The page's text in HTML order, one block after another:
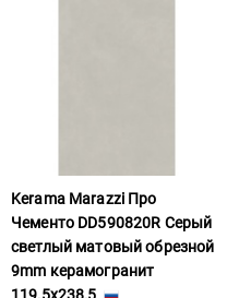
Kerama Marazzi Про
Чементо DD590820R Серый
светлый матовый обрезной
9mm керамогранит